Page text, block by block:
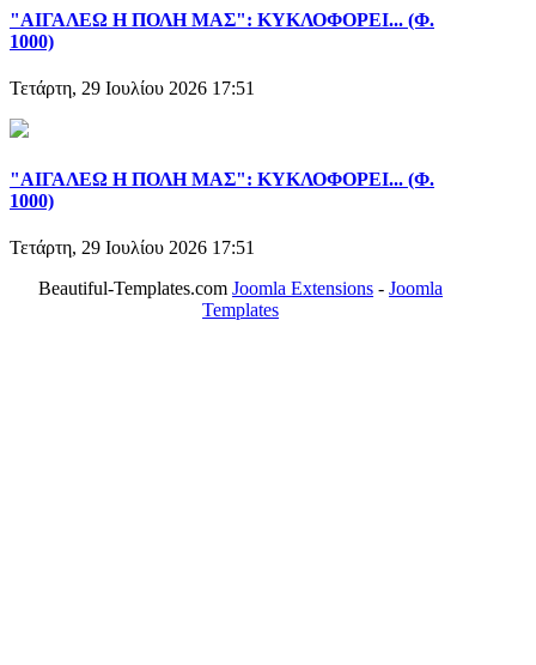
"ΑΙΓΑΛΕΩ Η ΠΟΛΗ ΜΑΣ": ΚΥΚΛΟΦΟΡΕΙ... (Φ.
1000)
Τετάρτη, 29 Ιουλίου 2026 17:51
"ΑΙΓΑΛΕΩ Η ΠΟΛΗ ΜΑΣ": ΚΥΚΛΟΦΟΡΕΙ... (Φ.
1000)
Τετάρτη, 29 Ιουλίου 2026 17:51
Beautiful-Templates.comJoomla Extensions -Joomla
Templates